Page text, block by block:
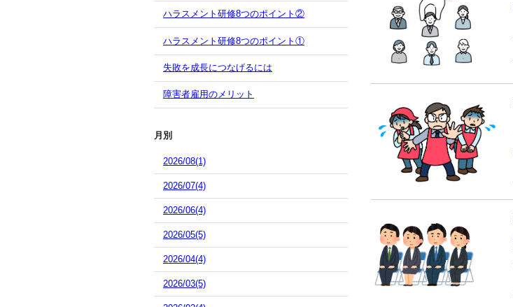
ハラスメント研修8つのポイント②
ハラスメント研修8つのポイント①
失敗を成長につなげるには
障害者雇用のメリット
月別
2026/08(1)
2026/07(4)
2026/06(4)
2026/05(5)
2026/04(4)
2026/03(5)